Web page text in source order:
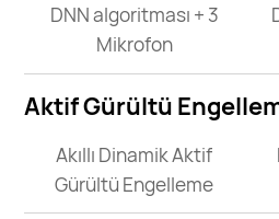
DNN algoritması + 3
Mikrofon
Aktif Gürültü
Akıllı Dinamik Aktif
Gürültü Engelleme